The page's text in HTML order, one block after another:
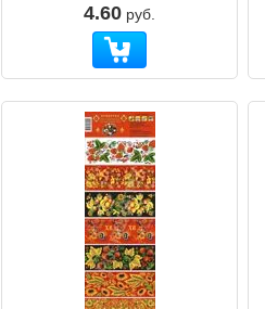
4.60 руб.